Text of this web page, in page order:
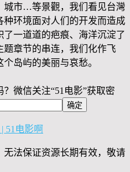
城市…等景觀，我们看见台灣
环境面对人们的开发而造成
一道道的疤痕、海洋沉淀了
章节的串连，我们化作飞
岛屿的美丽与哀愁。
？微信关注“51电影”获取密
51电影啊
法保证资源长期有效，敬请